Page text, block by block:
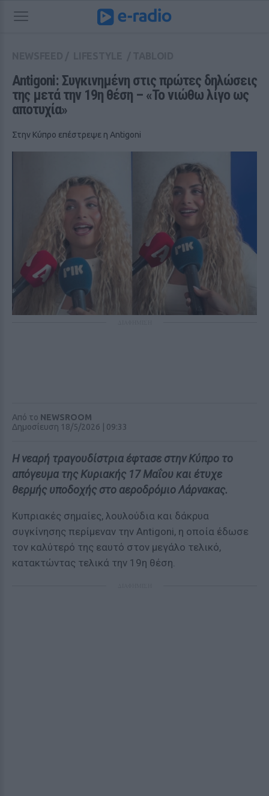
Antigoni: Συγκινημένη στις πρώτες δηλώσεις
της μετά την 19η θέση – «Το νιώθω λίγο ως
αποτυχία»
Στην Κύπρο επέστρεψε η Antigoni
Από το NEWSROOM
Δημοσίευση 18/5/2026 | 09:33
Η νεαρή τραγουδίστρια έφτασε στην Κύπρο το
απόγευμα της Κυριακής 17 Μαΐου και έτυχε
θερμής υποδοχής στο αεροδρόμιο Λάρνακας.
Κυπριακές σημαίες, λουλούδια και δάκρυα
συγκίνησης περίμεναν την Antigoni, η οποία έδωσε
τον καλύτερό της εαυτό στον μεγάλο τελικό,
κατακτώντας τελικά την 19η θέση.